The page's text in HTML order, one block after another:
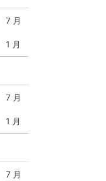
7 月
1 月
7 月
1 月
7 月